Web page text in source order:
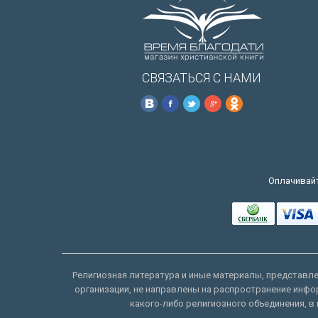
СВЯЗАТЬСЯ С НАМИ
Религиозная литература и иные материалы,
организации, не направлены на распространение
какого-либо религиозного объединения,